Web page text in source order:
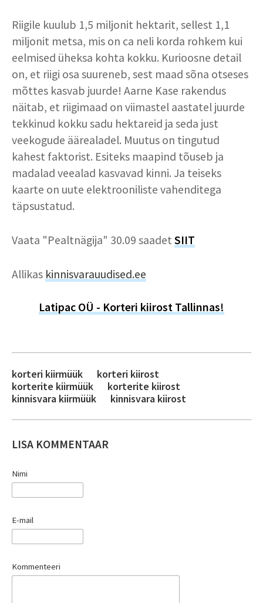
Riigile kuulub 1,5 miljonit hektarit, sellest 1,1
miljonit metsa, mis on ca neli korda rohkem kui
eelmised üheksa kohta kokku. Kurioosne detail
on, et riigi osa suureneb, sest maad sõna otseses
mõttes kasvab juurde! Aarne Kase rakendus
näitab, et riigimaad on viimastel aastatel juurde
tekkinud kokku sadu hektareid ja seda just
veekogude äärealadel. Muutus on tingutud
kahest faktorist. Esiteks maapind tõuseb ja
madalad veealad kasvavad kinni. Ja teiseks
kaarte on uute elektrooniliste vahenditega
täpsustatud.
Vaata "Pealtnägija" 30.09 saadet SIIT
Allikas kinnisvarauudised.ee
Latipac OÜ - Korteri kiirost Tallinnas!
korteri kiirmüük
korteri kiirost
korterite kiirmüük
korterite kiirost
kinnisvara kiirmüük
kinnisvara kiirost
LISA KOMMENTAAR
Nimi
E-mail
Kommenteeri